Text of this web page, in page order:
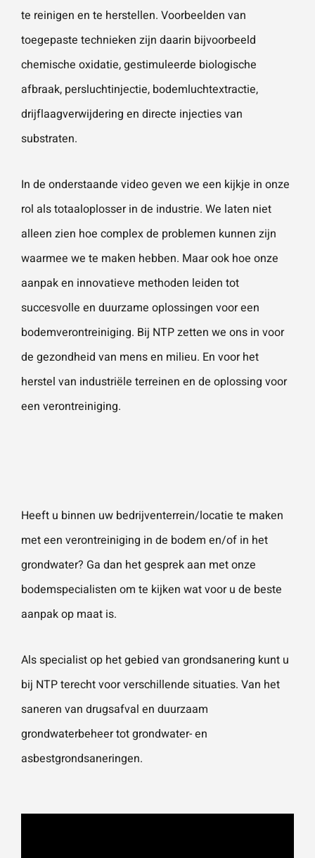
VERSTU
UR JE
AANVRA
AG
te reinigen en te herstellen. Voorbeelden van
toegepaste technieken zijn daarin bijvoorbeeld
chemische oxidatie,gestimuleerde biologische
afbraak, persluchtinjectie, bodemluchtextractie,
drijflaagverwijdering en directe injecties van
substraten.
In de onderstaande video geven we een kijkje in onze
rol als totaaloplosser in de industrie. We laten niet
alleen zien hoe complex de problemen kunnen zijn
waarmee we te maken hebben. Maar ook hoe onze
aanpak en innovatieve methoden leiden tot
succesvolle en duurzame oplossingen voor een
bodemverontreiniging. Bij NTP zetten we ons in voor
de gezondheid van mens en milieu. En voor het
herstel van industriële terreinen en de oplossing voor
een verontreiniging.
Heeft u binnen uw bedrijventerrein/locatie te maken
met een verontreiniging in de bodem en/of in het
grondwater? Ga dan het gesprek aan met onze
bodemspecialisten om te kijken wat voor u de beste
aanpak op maat is.
Als specialist op het gebied van grondsanering kunt u
bij NTP terecht voor verschillende situaties. Van het
saneren van drugsafval en duurzaam
grondwaterbeheer totgrondwater-en
asbestgrondsaneringen.